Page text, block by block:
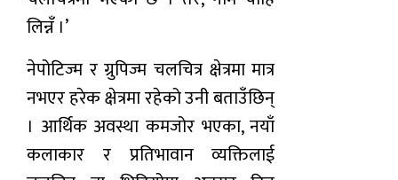
लिन्नँ ।’
नेपोटिज्म र ग्रुपिज्म चलचित्र क्षेत्रमा मात्र
नभएर हरेक क्षेत्रमा रहेको उनी बताउँछिन्
। आर्थिक अवस्था कमजोर भएका, नयाँ
कलाकार र प्रतिभावान व्यक्तिलाई